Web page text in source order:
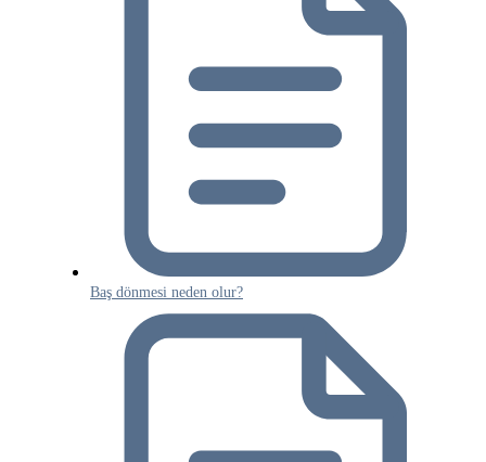
Baş dönmesi neden olur?